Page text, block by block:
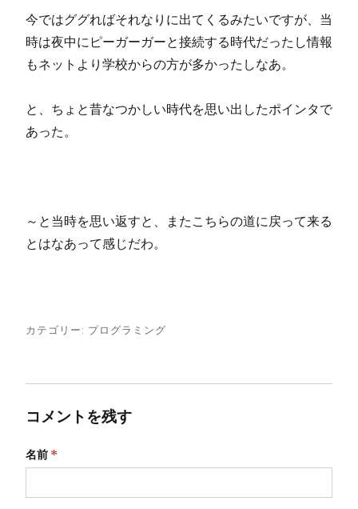
今ではググればそれなりに出てくるみたいですが、当
時は夜中にピーガーガーと接続する時代だったし情報
もネットより学校からの方が多かったしなあ。
と、ちょと昔なつかしい時代を思い出したポインタで
あった。
～と当時を思い返すと、またこちらの道に戻って来る
とはなあって感じだわ。
カテゴリー: プログラミング
コメントを残す
名前 *